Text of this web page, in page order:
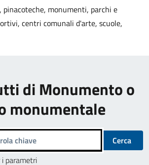
pinacoteche, monumenti, parchi e
centri comunali d'arte, scuole,
di Monumento o
monumentale
Cerca
parametri